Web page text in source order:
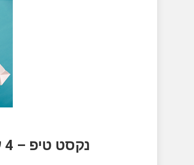
נקסט טיפ – 4 עצות חשובות לקונות באתר NEXT